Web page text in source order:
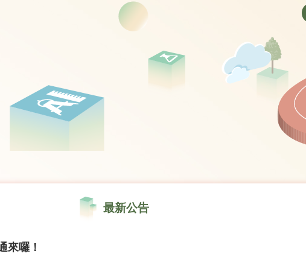
最新公告
來囉！